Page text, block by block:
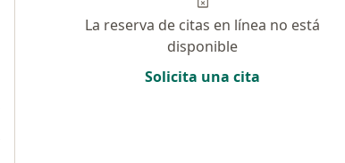
La reserva de citas en línea no está
disponible
Solicita una cita